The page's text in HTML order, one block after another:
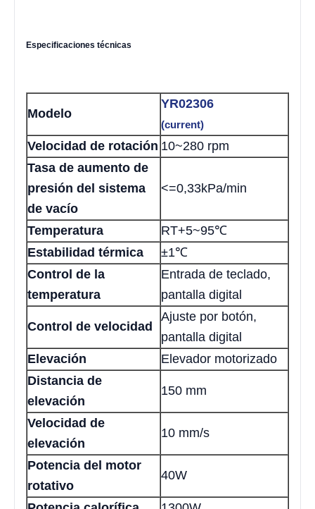
Especificaciones técnicas
Modelo
YR02306
(current)
Velocidad de rotación 10~280 rpm
Tasa de aumento de
presión del sistema
de vacío
<=0,33kPa/min
Temperatura
RT+5~95℃
Estabilidad térmica
±1℃
Control de la
temperatura
Entrada de teclado,
pantalla digital
Control de velocidad
Ajuste por botón,
pantalla digital
Elevación
Elevador motorizado
Distancia de
elevación
150 mm
Velocidad de
elevación
10 mm/s
Potencia del motor
rotativo
40W